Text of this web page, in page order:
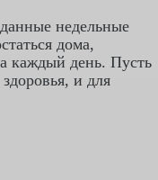
недельные
дома,
каждый день. Пусть
и для